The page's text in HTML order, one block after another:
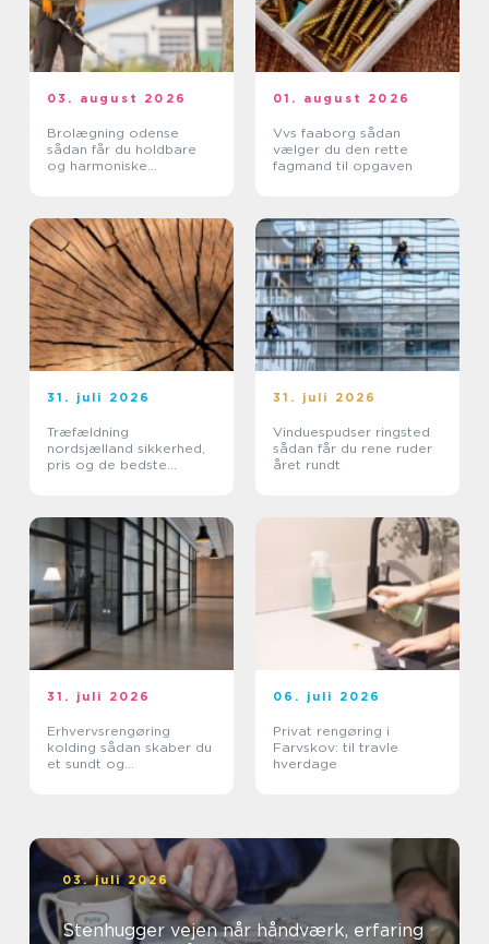
03. august 2026
Brolægning odense
sådan får du holdbare
og harmoniske
01. august 2026
Vvs faaborg sådan
vælger du den rette
fagmand til opgaven
31. juli 2026
Træfældning
nordsjælland sikkerhed,
pris og de bedste
31. juli 2026
Vinduespudser ringsted
sådan får du rene ruder
året rundt
31. juli 2026
Erhvervsrengøring
kolding sådan skaber du
et sundt og
06. juli 2026
Privat rengøring i
Farvskov: til travle
hverdage
03. juli 2026
Stenhugger vejen når håndværk, erfaring